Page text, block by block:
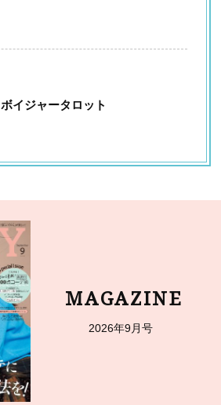
ボイジャータロット
MAGAZINE
2026年9月号